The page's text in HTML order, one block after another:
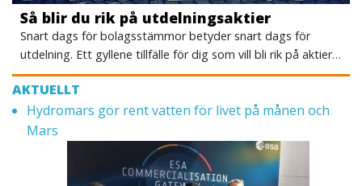
Så blir du rik på utdelningsaktier
Snart dags för bolagsstämmor betyder snart dags för
utdelning. Ett gyllene tillfälle för dig som vill bli rik på aktier…
AKTUELLT
Hydromars gör rent vatten för livet på månen och
Mars